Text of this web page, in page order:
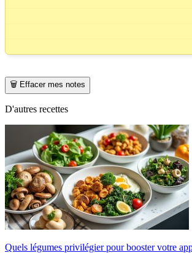
🗑️ Effacer mes notes
D'autres recettes
Quels légumes privilégier pour booster votre